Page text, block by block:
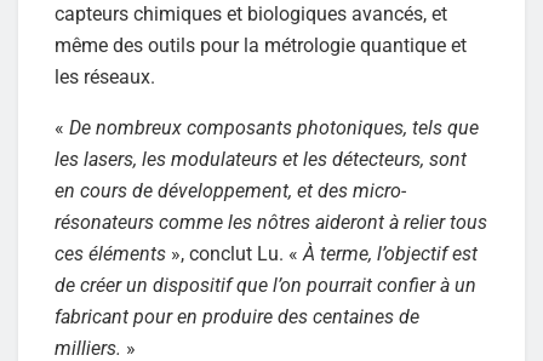
capteurs chimiques et biologiques avancés, et
même des outils pour la métrologie quantique et
les réseaux.
« De nombreux composants photoniques, tels que
les lasers, les modulateurs et les détecteurs, sont
en cours de développement, et des micro-
résonateurs comme les nôtres aideront à relier tous
ces éléments », conclut Lu. «À terme, l’objectif est
de créer un dispositif que l’on pourrait confier à un
fabricant pour en produire des centaines de
milliers. »